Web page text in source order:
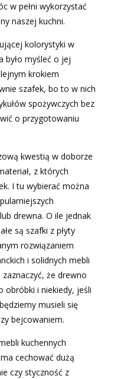
w pełni wykorzystać
naszej kuchni.
kolorystyki w
było myśleć o jej
krokiem
szafek, bo to w nich
spożywczych bez
o przygotowaniu
kwestią w doborze
z których
I tu wybierać można
drewna. O ile jednak
są szafki z płyty
rozwiązaniem
i solidnych mebli
że drewno
obróbki i niekiedy, jeśli
musieli się
bejcowaniem.
kuchennych
cechować dużą
czy styczność z